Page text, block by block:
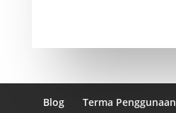
Blog Terma Penggunaan